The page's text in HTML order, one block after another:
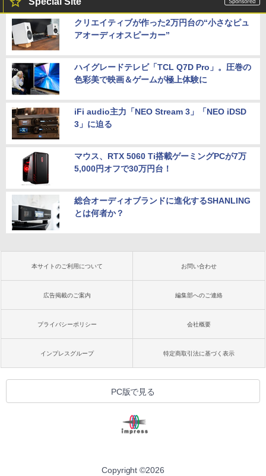
クリエイティブが作った2万円台の“小さなピュ
アオーディオスピーカー”
ハイグレードテレビ「TCL Q7D Pro」。圧巻の
色彩美で映画＆ゲームが極上体験に
iFi audio主力「NEO Stream 3」「NEO iDSD
3」に迫る
マウス、RTX 5060 Ti搭載ゲーミングPCが7万
5,000円オフで30万円台！
総合オーディオブランドに進化するSHANLING
とは何者か？
本サイトのご利用について お問い合わせ
広告掲載のご案内 編集部へのご連絡
プライバシーポリシー 会社概要
インプレスグループ 特定商取引法に基づく表示
PC版で見る
Copyright ©2026